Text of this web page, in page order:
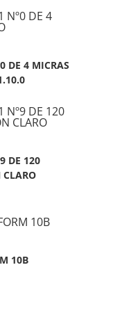
DE 4 MICRAS
DE 120
10B